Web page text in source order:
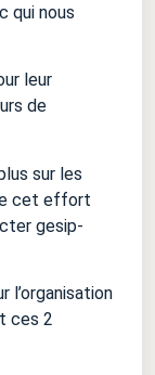
qui nous
leur
de
sur les
cet effort
gesip-
l’organisation
ces 2